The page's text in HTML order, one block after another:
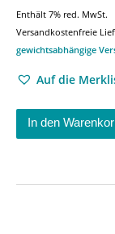
Enthält 7% red. MwSt.
Versandkostenfreie
gewichtsabhängige
Auf die
In den